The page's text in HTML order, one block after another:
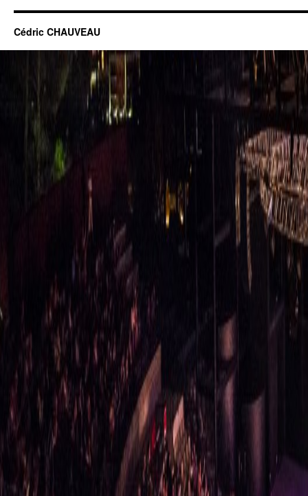
Cédric CHAUVEAU